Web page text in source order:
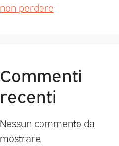
non perdere
Commenti
recenti
Nessun commento da
mostrare.